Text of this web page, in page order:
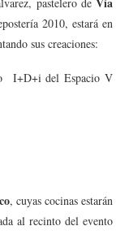
2010, estará en
sus creaciones:
I+D+i del Espacio V
, cuyas cocinas estarán
al recinto del evento